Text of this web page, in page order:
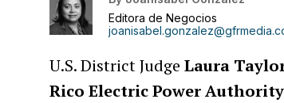
Editora de Negocios
U.S. District Judge Laura
Rico Electric Power Authority